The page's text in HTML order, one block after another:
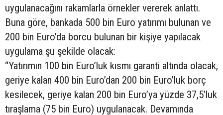
uygulanacağını rakamlarla örnekler vererek anlattı.
Buna göre, bankada 500 bin Euro yatırımı bulunan ve
200 bin Euro’da borcu bulunan bir kişiye yapılacak
uygulama şu şekilde olacak:
“Yatırımın 100 bin Euro’luk kısmı garanti altında olacak,
geriye kalan 400 bin Euro’dan 200 bin Euro’luk borç
kesilecek, geriye kalan 200 bin Euro’ya yüzde 37,5’luk
tıraşlama (75 bin Euro) uygulanacak. Devamında